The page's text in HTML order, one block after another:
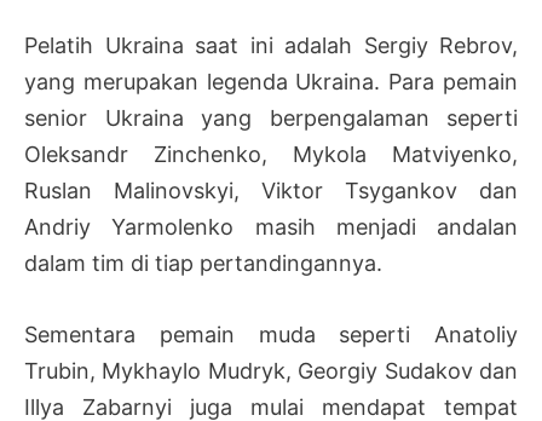
Pelatih Ukraina saat ini adalah Sergiy Rebrov,
yang merupakan legenda Ukraina. Para pemain
senior Ukraina yang berpengalaman seperti
Oleksandr Zinchenko, Mykola Matviyenko,
Ruslan Malinovskyi, Viktor Tsygankov dan
Andriy Yarmolenko masih menjadi andalan
dalam tim di tiap pertandingannya.
Sementara pemain muda seperti Anatoliy
Trubin, Mykhaylo Mudryk, Georgiy Sudakov dan
Illya Zabarnyi juga mulai mendapat tempat